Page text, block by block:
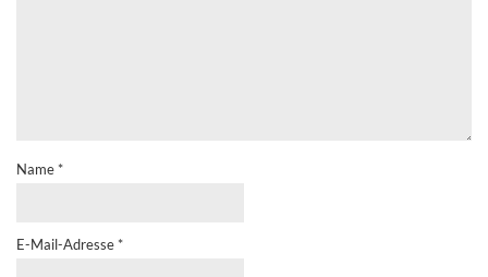
Name *
E-Mail-Adresse *